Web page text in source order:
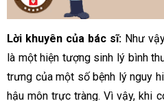
Lời khuyên của bác sĩ:Như
là một hiện tượng sinh lý bình
trưng của một số bệnh lý nguy
hậu môn trực tràng. Vì vậy, khi